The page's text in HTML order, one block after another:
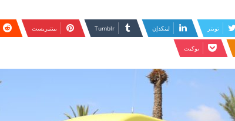
تويتر لينكدإن بينتيريست
بوكيت